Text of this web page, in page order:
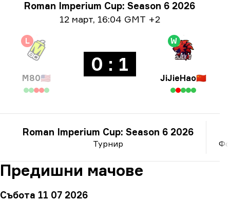
Информация за турнира
Roman Imperium Cup: Season 6 2026
Информация за дата
12 март, 16:04 GMT +2
L
M80🇺🇸
0 : 1
W
JiJieHao🇨🇳
Турнир
Roman Imperium Cup: Season 6 2026
Предишни мачове
Събота 11 07 2026